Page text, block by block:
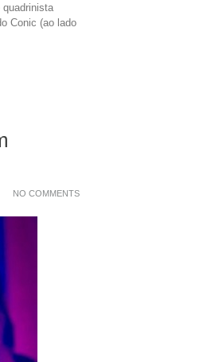
quadrinista
Conic (ao lado
NO COMMENTS